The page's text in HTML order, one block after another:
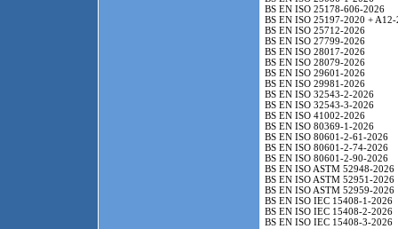
BS EN ISO 25178-606-2026
BS EN ISO 25197-2020 + A12-
BS EN ISO 25712-2026
BS EN ISO 27799-2026
BS EN ISO 28017-2026
BS EN ISO 28079-2026
BS EN ISO 29601-2026
BS EN ISO 29981-2026
BS EN ISO 32543-2-2026
BS EN ISO 32543-3-2026
BS EN ISO 41002-2026
BS EN ISO 80369-1-2026
BS EN ISO 80601-2-61-2026
BS EN ISO 80601-2-74-2026
BS EN ISO 80601-2-90-2026
BS EN ISO ASTM 52948-2026
BS EN ISO ASTM 52951-2026
BS EN ISO ASTM 52959-2026
BS EN ISO IEC 15408-1-2026
BS EN ISO IEC 15408-2-2026
BS EN ISO IEC 15408-3-2026